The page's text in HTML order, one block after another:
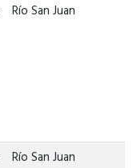
Río San Juan
Río San Juan